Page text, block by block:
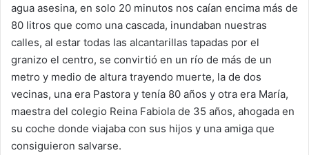
agua asesina, en solo 20 minutos nos caían encima más de
80 litros que como una cascada, inundaban nuestras
calles, al estar todas las alcantarillas tapadas por el
granizo el centro, se convirtió en un río de más de un
metro y medio de altura trayendo muerte, la de dos
vecinas, una era Pastora y tenía 80 años y otra era María,
maestra del colegio Reina Fabiola de 35 años, ahogada en
su coche donde viajaba con sus hijos y una amiga que
consiguieron salvarse.